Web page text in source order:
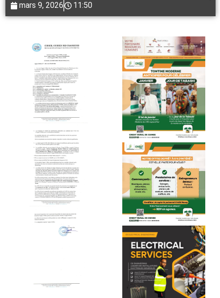
mars 9, 2026
11:50